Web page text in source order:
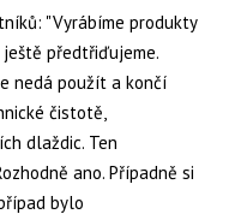
"Vyrábíme produkty
předtřiďujeme.
nedá použít a končí
čistotě,
dlaždic. Ten
ano. Případně si
bylo